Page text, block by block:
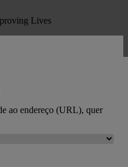
Lives
ao endereço (URL), quer